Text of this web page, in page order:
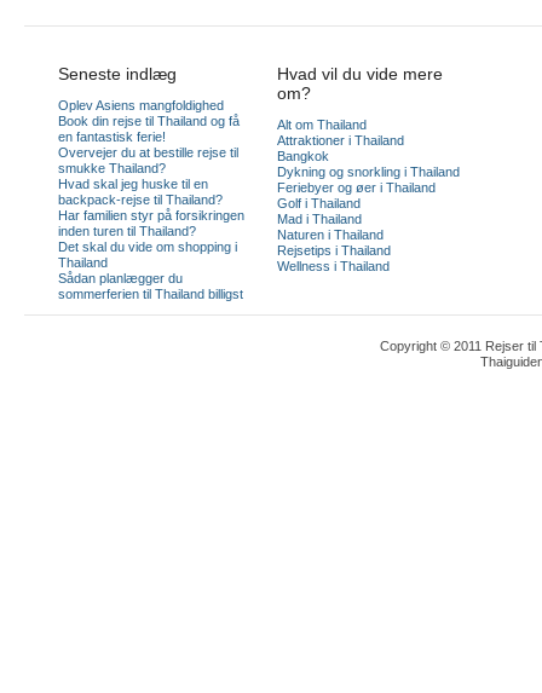
Seneste indlæg
Oplev Asiens mangfoldighed
Book din rejse til Thailand og få
en fantastisk ferie!
Overvejer du at bestille rejse til
smukke Thailand?
Hvad skal jeg huske til en
backpack-rejse til Thailand?
Har familien styr på forsikringen
inden turen til Thailand?
Det skal du vide om shopping i
Thailand
Sådan planlægger du
sommerferien til Thailand billigst
Hvad vil du vide mere
om?
Alt om Thailand
Attraktioner i Thailand
Bangkok
Dykning og snorkling i Thailand
Feriebyer og øer i Thailand
Golf i Thailand
Mad i Thailand
Naturen i Thailand
Rejsetips i Thailand
Wellness i Thailand
Copyright © 2011 Rejser til